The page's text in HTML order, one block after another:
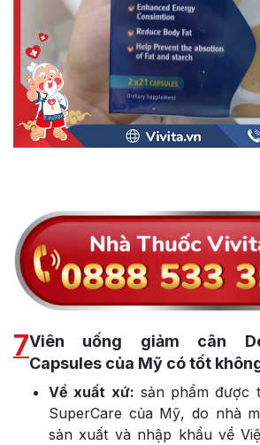
7Viên uống giảm cân
Capsules của Mỹ có tốt
Về xuất xứ: sản phẩm được
SuperCare của Mỹ, do nhà
sản xuất và nhập khẩu về